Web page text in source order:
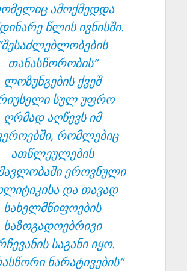
ამოქმედდა
წლის ივნისში.
თანასწორობის”
ლოზუნგების ქვეშ
სულ უფრო
ღრმად აღწევს იმ
რომლებიც
ათწლეულების
ეროვნული
და თავად
სახელმწიფოების
საზოგადოებრივი
საგანი იყო.
ნარატივების“